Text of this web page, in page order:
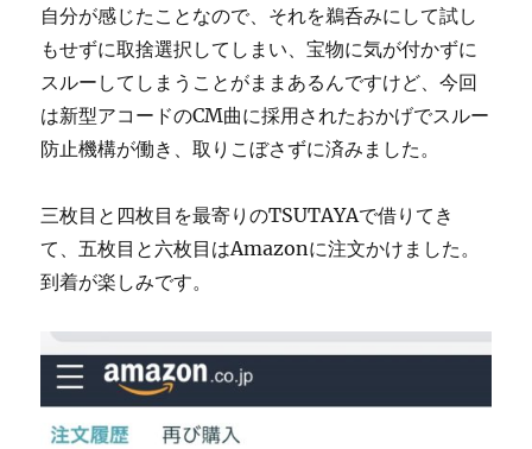
自分が感じたことなので、それを鵜呑みにして試し
もせずに取捨選択してしまい、宝物に気が付かずに
スルーしてしまうことがままあるんですけど、今回
は新型アコードのCM曲に採用されたおかげでスルー
防止機構が働き、取りこぼさずに済みました。
三枚目と四枚目を最寄りのTSUTAYAで借りてき
て、五枚目と六枚目はAmazonに注文かけました。
到着が楽しみです。